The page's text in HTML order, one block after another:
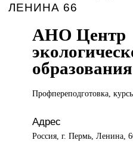
ЛЕНИНА 66
АНО Центр
образования
Профпереподготовка,
Адрес
Россия, г. Пермь, Ленина,